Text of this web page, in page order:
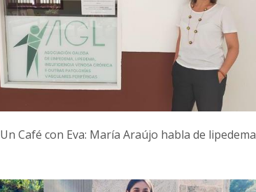
Un Café con Eva: María Araújo habla de lipedema